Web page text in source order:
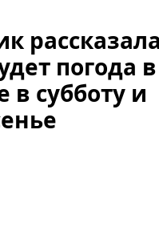
погода в
в субботу и